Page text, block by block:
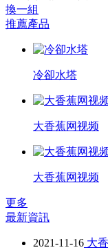
換一組
推薦產品
冷卻水塔
大香蕉网视频
大香蕉网视频
更多
最新資訊
2021-11-16 大